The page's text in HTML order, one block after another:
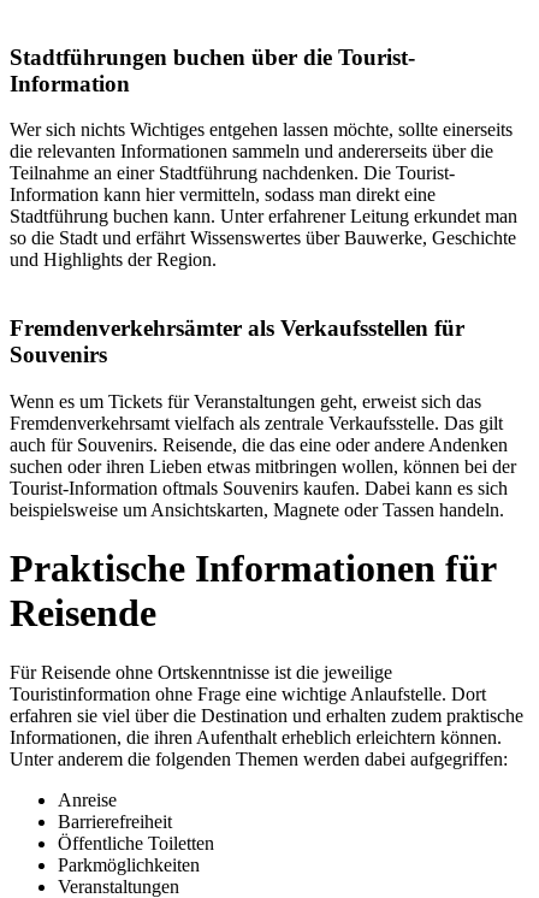
Stadtführungen buchen über die Tourist-
Information
Wer sich nichts Wichtiges entgehen lassen möchte, sollte einerseits
die relevanten Informationen sammeln und andererseits über die
Teilnahme an einer Stadtführung nachdenken. Die Tourist-
Information kann hier vermitteln, sodass man direkt eine
Stadtführung buchen kann. Unter erfahrener Leitung erkundet man
so die Stadt und erfährt Wissenswertes über Bauwerke, Geschichte
und Highlights der Region.
Fremdenverkehrsämter als Verkaufsstellen für
Souvenirs
Wenn es um Tickets für Veranstaltungen geht, erweist sich das
Fremdenverkehrsamt vielfach als zentrale Verkaufsstelle. Das gilt
auch für Souvenirs. Reisende, die das eine oder andere Andenken
suchen oder ihren Lieben etwas mitbringen wollen, können bei der
Tourist-Information oftmals Souvenirs kaufen. Dabei kann es sich
beispielsweise um Ansichtskarten, Magnete oder Tassen handeln.
Praktische Informationen für
Reisende
Für Reisende ohne Ortskenntnisse ist die jeweilige
Touristinformation ohne Frage eine wichtige Anlaufstelle. Dort
erfahren sie viel über die Destination und erhalten zudem praktische
Informationen, die ihren Aufenthalt erheblich erleichtern können.
Unter anderem die folgenden Themen werden dabei aufgegriffen:
Anreise
Barrierefreiheit
Öffentliche Toiletten
Parkmöglichkeiten
Veranstaltungen